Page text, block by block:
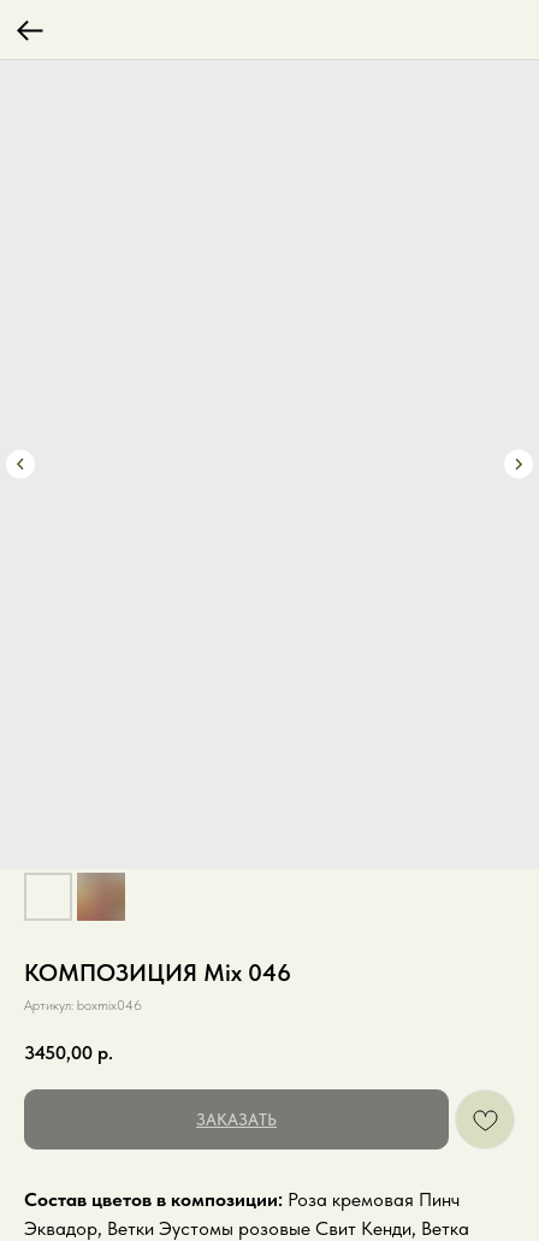
КОМПОЗИЦИЯ Mix 046
Артикул: boxmix046
3450,00 р.
ЗАКАЗАТЬ
Состав цветов в композиции: Роза кремовая Пинч
Эквадор, Ветки Эустомы розовые Свит Кенди, Ветка